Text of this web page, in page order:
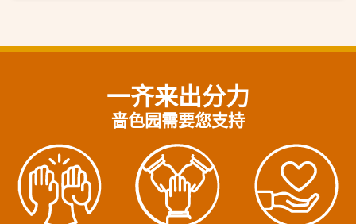
一齐来出分力
啬色园需要您支持